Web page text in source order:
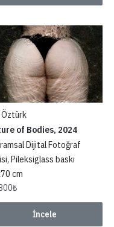
Öztürk
of Bodies, 2024
Dijital Fotoğraf
Pileksiglass baskı
cm
₺
İncele